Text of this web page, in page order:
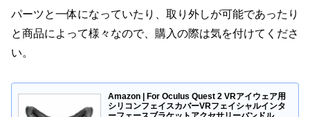
パーツと一体になっていたり、取り外しが可能であったり
と商品によって様々なので、購入の際は気を付けてくださ
い。
Amazon | For Oculus Quest 2 VRアイウェア用
シリコンフェイスカバーVRフェイシャルインタ